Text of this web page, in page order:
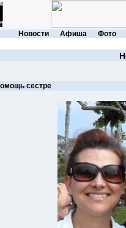
Новости Афиша Фото
сестре